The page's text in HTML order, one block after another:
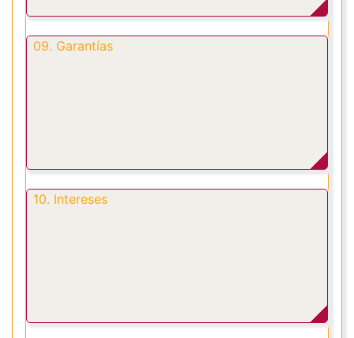
09. Garantías
10. Intereses